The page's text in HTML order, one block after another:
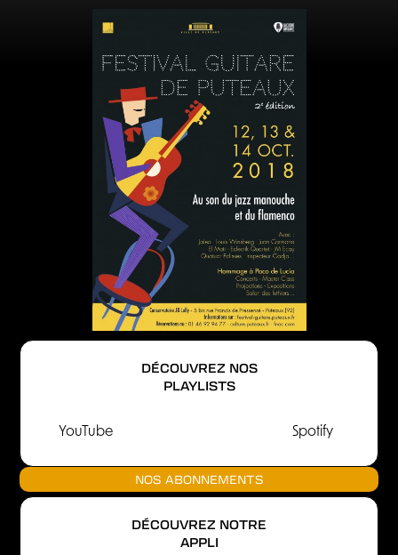
DÉCOUVREZ NOS
PLAYLISTS
YouTube Spotify
NOS ABONNEMENTS
DÉCOUVREZ NOTRE
APPLI